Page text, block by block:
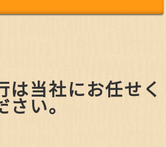
は当社にお任せく
さい。